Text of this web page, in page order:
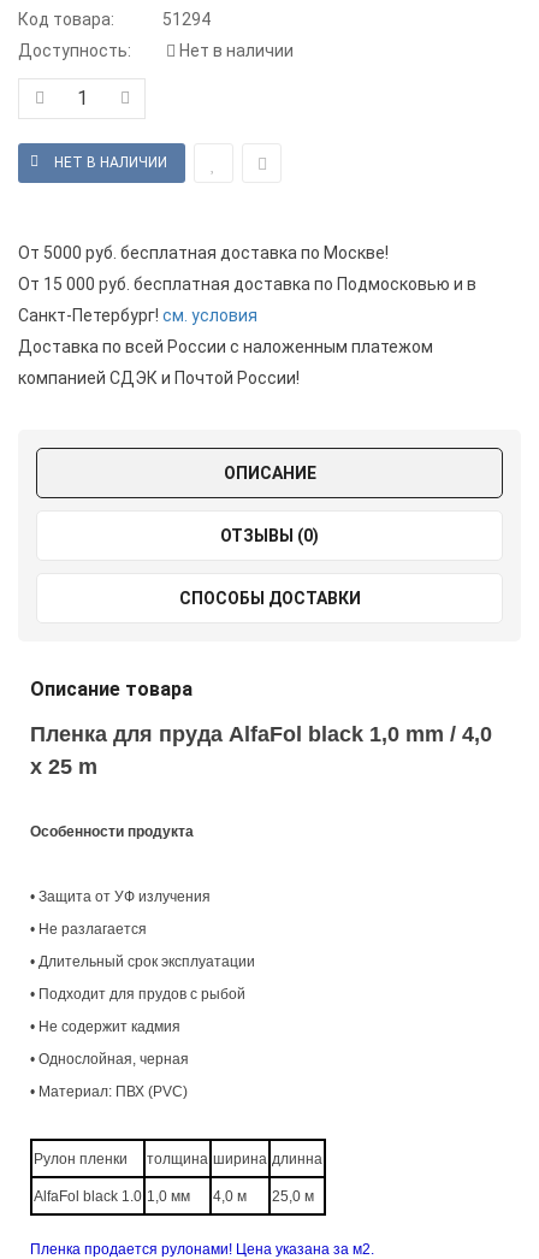
Код товара:
51294
Доступность:
Нет в наличии
От 5000 руб. бесплатная доставка по Москве!
От 15 000 руб. бесплатная доставка по Подмосковью и в
Санкт-Петербург! см. условия
Доставка по всей России с наложенным платежом
компанией СДЭК и Почтой России!
ОПИСАНИЕ
ОТЗЫВЫ (0)
СПОСОБЫ ДОСТАВКИ
Описание товара
Пленка для пруда AlfaFol black 1,0 mm / 4,0
x 25 m
Особенности продукта
• Защита от УФ излучения
• Не разлагается
• Длительный срок эксплуатации
• Подходит для прудов с рыбой
• Не содержит кадмия
• Однослойная, черная
• Материал: ПВХ (PVC)
Рулон пленки толщина ширина длинна
AlfaFol black 1.0 1,0 мм 4,0 м 25,0 м
Пленка продается рулонами! Цена указана за м2.